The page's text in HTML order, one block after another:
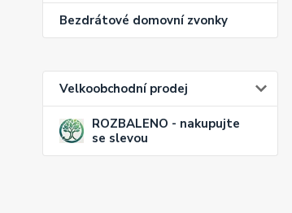
Bezdrátové domovní zvonky
Velkoobchodní prodej
ROZBALENO - nakupujte
se slevou